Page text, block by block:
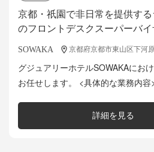
京都・祇園で非日常を提供す
のフロントデスクスーパーバイ
SOWAKA
グジュアリーホテルSOWAKAにお
お任せします。 <具体的な業務内容> ・フロントスタッフのオ
詳細を見る